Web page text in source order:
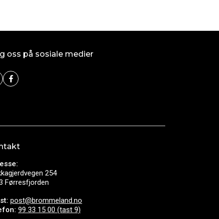
oss på sosiale medier
254
Førresfjorden
post@brommeland.no
99 33 15 00 (tast 9)